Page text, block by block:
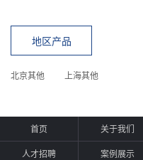
地区产品
北京其他 上海其他
首页 关于我们
人才招聘 案例展示